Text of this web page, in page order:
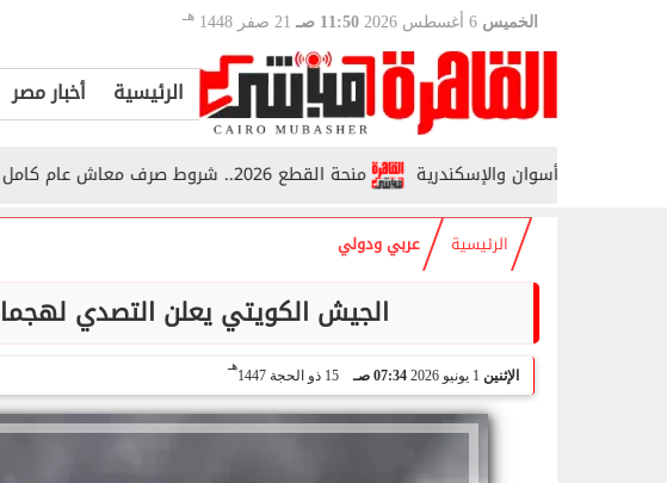
الخميس 11:50 صـ 21 صفر 1448 هـ
الرئيسية أخبار مصر
منحة القطع 2026.. شروط صرف معاش عام كامل للابن أو الأخ وأسوان والإسكندرية
الرئيسية عربي ودولي
الجيش الكويتي يعلن التصدي
الإثنين 07:34 صـ 15 ذو الحجة 1447
هـ